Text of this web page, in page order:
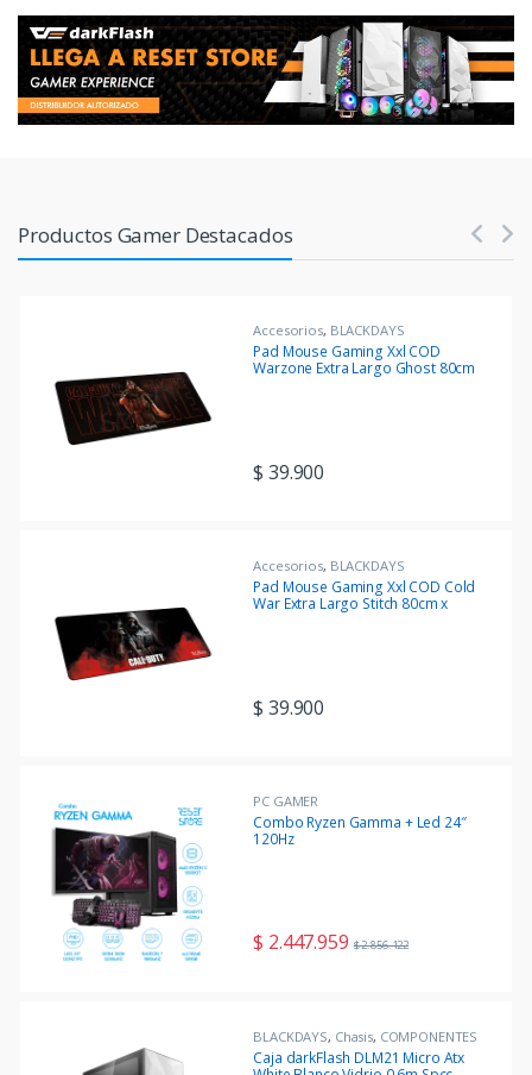
Products Carousel
Productos Gamer Destacados
Accesorios, BLACKDAYS
Pad Mouse Gaming Xxl COD
Warzone Extra Largo Ghost 80cm
$ 39.900
Accesorios, BLACKDAYS
Pad Mouse Gaming Xxl COD Cold
War Extra Largo Stitch 80cm x
$ 39.900
PC GAMER
Combo Ryzen Gamma + Led 24″
120Hz
$ 2.447.959 $2.856.122
BLACKDAYS, Chasis, COMPONENTES
Caja darkFlash DLM21 Micro Atx